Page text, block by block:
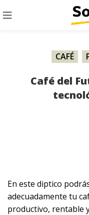
CAFÉ
Café del
En este diptico
adecuadamente tu
productivo, rentable